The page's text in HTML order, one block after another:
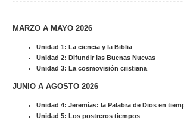
MARZO A MAYO 2026
Unidad 1: La ciencia y la Biblia
Unidad 2: Difundir las Buenas Nuevas
Unidad 3: La cosmovisión cristiana
JUNIO A AGOSTO 2026
Unidad 4: Jeremías: la Palabra de Dios en
Unidad 5: Los postreros tiempos